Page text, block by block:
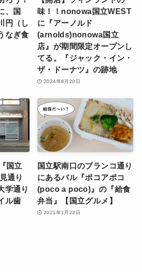
、国
円（し
なぎ食
味！！nonowa国立WEST
に『アーノルド
(arnolds)nonowa国立
店』が期間限定オープンし
てる。『ジャック・イン・
ザ・ドーナツ』の跡地
2024年8月20日
国立
通り
学通り
ル歯
国立駅南口のブランコ通り
にあるバル『ポコアポコ
(poco a poco)』の『給食
弁当』【国立グルメ】
2021年1月22日